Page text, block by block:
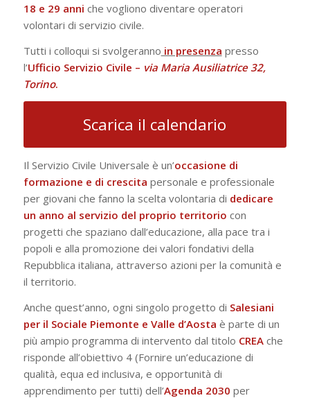
18 e 29 anni che vogliono diventare operatori
volontari di servizio civile.
Tutti i colloqui si svolgeranno in presenza presso
l’Ufficio Servizio Civile – via Maria Ausiliatrice 32,
Torino.
Scarica il calendario
Il Servizio Civile Universale è un’occasione di
formazione e di crescita personale e professionale
per giovani che fanno la scelta volontaria di dedicare
un anno al servizio del proprio territorio con
progetti che spaziano dall’educazione, alla pace tra i
popoli e alla promozione dei valori fondativi della
Repubblica italiana, attraverso azioni per la comunità e
il territorio.
Anche quest’anno, ogni singolo progetto di Salesiani
per il Sociale Piemonte e Valle d’Aosta è parte di un
più ampio programma di intervento dal titolo CREAche
risponde all’obiettivo 4 (Fornire un’educazione di
qualità, equa ed inclusiva, e opportunità di
apprendimento per tutti) dell’Agenda 2030 per